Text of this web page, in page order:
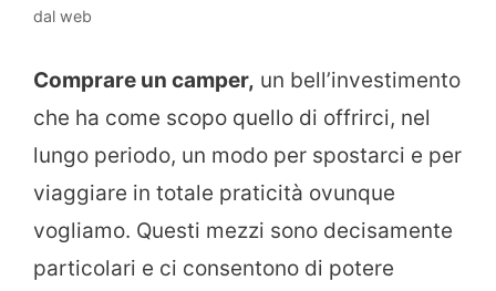
dal web
Comprare un camper, un bell’investimento
che ha come scopo quello di offrirci, nel
lungo periodo, un modo per spostarci e per
viaggiare in totale praticità ovunque
vogliamo. Questi mezzi sono decisamente
particolari e ci consentono di potere